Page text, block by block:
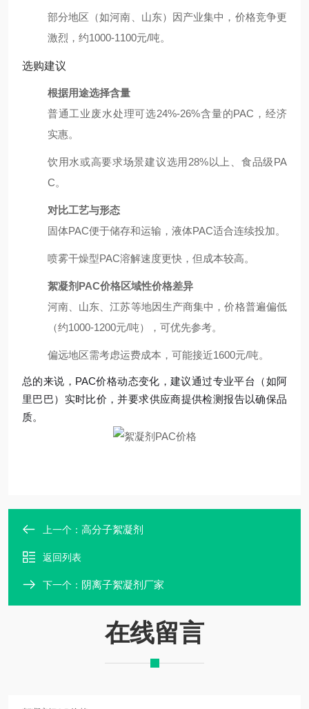
部分地区（如河南、山东）因产业集中，价格竞争更
激烈，约1000-1100元/吨。
选购建议
根据用途选择含量
普通工业废水处理可选24%-26%含量的PAC，经济
实惠。
饮用水或高要求场景建议选用28%以上、食品级PA
C。
对比工艺与形态
固体PAC便于储存和运输，液体PAC适合连续投加。
喷雾干燥型PAC溶解速度更快，但成本较高。
絮凝剂PAC价格区域性价格差异
河南、山东、江苏等地因生产商集中，价格普遍偏低
（约1000-1200元/吨），可优先参考。
偏远地区需考虑运费成本，可能接近1600元/吨。
总的来说，PAC价格动态变化，建议通过专业平台（如阿
里巴巴）实时比价，并要求供应商提供检测报告以确保品
质。
上一个： 高分子絮凝剂
返回列表
下一个： 阴离子絮凝剂厂家
在线留言